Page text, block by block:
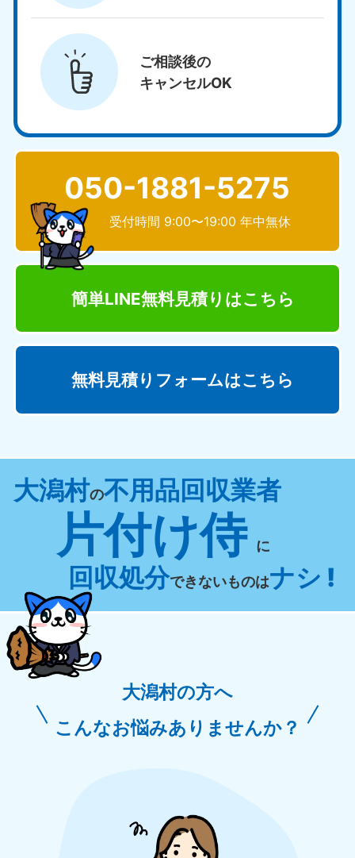
ご相談後の
キャンセルOK
050-1881-5275
受付時間 9:00〜19:00 年中無休
簡単LINE無料見積り はこちら
無料見積りフォームはこちら
大潟村の不用品回収業者
片付け侍 に
回収処分できないものはナシ !
大潟村の方へ
こんなお悩みありませんか？